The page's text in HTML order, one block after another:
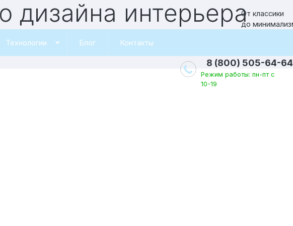
От классики
до
Технологии Блог Контакты
8 (800) 505-64-64
Режим работы: пн-пт с
10-19
дизайна интерьера